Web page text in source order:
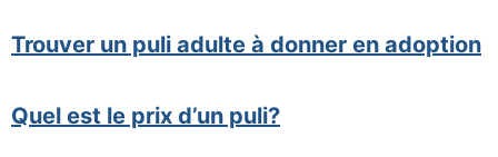
Trouver un puli adulte à donner en adoption
Quel est le prix d’un puli?